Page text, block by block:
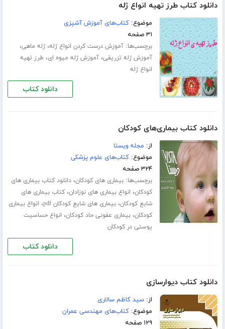
دانلود کتاب طرز تهیه انواع ژله
موضوع:کتاب‌های آموزش آشپزی
۳۱ صفحه
برچسب‌ها:آموزش درست کردن انواع ژله،ژله ماهی،
آموزش ژله تزریقی،آموزش ژله میوه ای، طرز تهیه
انواع ژله
دانلود کتاب
دانلود کتاب بیماری‌های کودکان
از: مجله ویستا
موضوع:کتاب‌های علوم پزشکی
۳۲۴ صفحه
برچسب‌ها:بیماری های کودکان،دانلود کتاب بیماری های
کودکان، انواع بیماری های نوزادان،کتاب بیماری های
شایع کودکان،بیماری های شایع کودکان pdf ، انواع بیماری
کودکان،بیماری عفونی حاد کودکان، انواع حساسیت
پوستی در کودکان
دانلود کتاب
دانلود کتاب دیوارسازی
از:سید کاظم سالاری
موضوع:کتاب‌های مهندسی عمران
۱۲۹ صفحه